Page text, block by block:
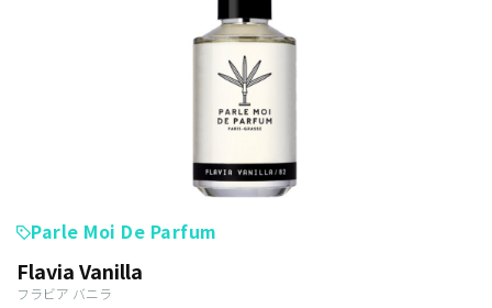
Parle Moi De Parfum
Flavia Vanilla
フラビア バニラ